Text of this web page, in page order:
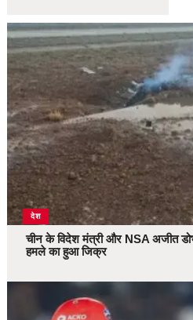
देश
चीन के विदेश मंत्री और NSA अजीत
हमले का हुआ जिक्र